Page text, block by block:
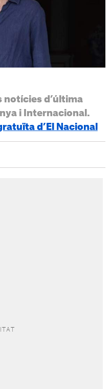
notícies d’última
i Internacional.
d’El Nacional